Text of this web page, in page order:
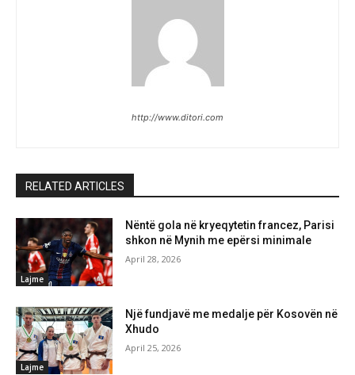
http://www.ditori.com
RELATED ARTICLES
Lajme
Nëntë gola në kryeqytetin francez, Parisi
shkon në Mynih me epërsi minimale
April 28, 2026
Lajme
Një fundjavë me medalje për Kosovën në
Xhudo
April 25, 2026